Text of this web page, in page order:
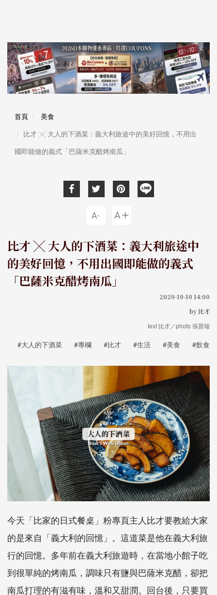
首頁
美食
比才 ╳ 大人的下酒菜：義大利旅途中的美好回憶，不用出
國即能做的義式「巴薩米克醋烤南瓜」
比才 ╳ 大人的下酒菜：義大利旅途中
的美好回憶，不用出國即能做的義式
「巴薩米克醋烤南瓜」
2020-10-10 14:00
by 比才
text 比才／photo 張晉瑞
#大人的下酒菜 #專欄 #比才 #生活 #美食 #飲食
今天「比家的日式餐桌」粉專頁主人比才要教給大家
的是來自「義大利的回憶」。這道菜是他在義大利旅
行的回憶。多年前在義大利旅遊時，在當地小館子吃
到很單純的烤南瓜，調味只有鹽與巴薩米克醋，卻把
南瓜打理的有滋有味，溫和又甜潤。回台後，只要買